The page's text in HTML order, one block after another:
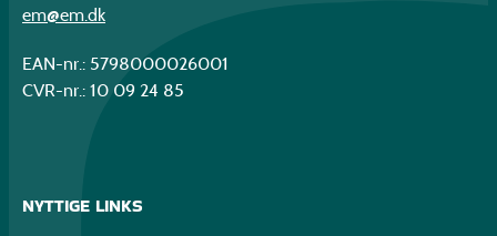
em@em.dk
EAN-nr.: 5798000026001
CVR-nr.: 10 09 24 85
NYTTIGE LINKS